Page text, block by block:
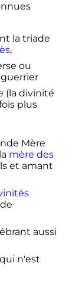
la triade
,
ou
guerrier
(la divinité
plus
Mère
mère des
et amant
aussi
n'est